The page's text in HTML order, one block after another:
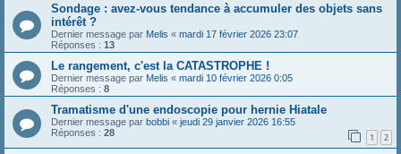
Sondage : avez-vous tendance à accumuler des objets sans
intérêt ?
Dernier message par Melis « mardi 17 février 2026 23:07
Réponses : 13
Le rangement, c'est la CATASTROPHE !
Dernier message par Melis « mardi 10 février 2026 0:05
Réponses : 8
Tramatisme d'une endoscopie pour hernie Hiatale
Dernier message par bobbi « jeudi 29 janvier 2026 16:55
Réponses : 28 1 2